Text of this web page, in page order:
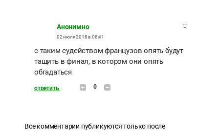
Анонимно
02 июля 2018 в 08:41
с таким судейством французов опять будут
тащить в финал, в котором они опять
обгадаться
ответить 0
Все комментарии публикуются только после